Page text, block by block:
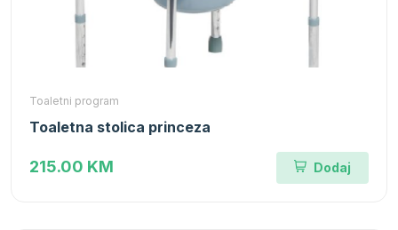
Toaletni program
Toaletna stolica princeza
215.00 KM Dodaj